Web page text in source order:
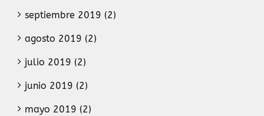
septiembre 2019 (2)
agosto 2019 (2)
julio 2019 (2)
junio 2019 (2)
mayo 2019 (2)